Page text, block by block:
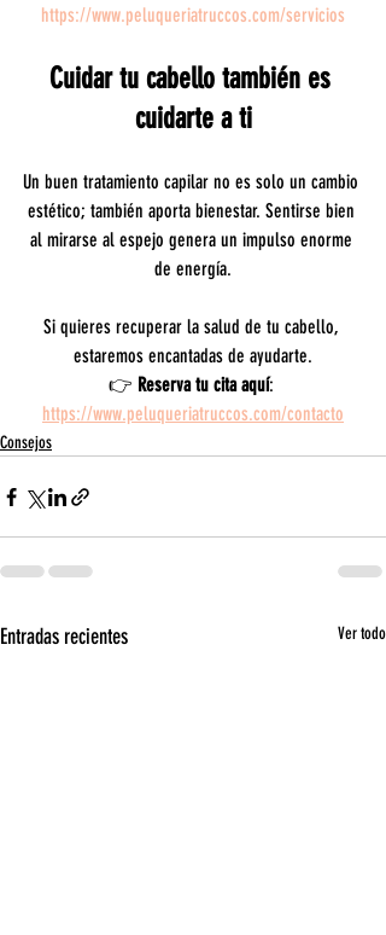
https://www.peluqueriatruccos.com/servicios
Cuidar tu cabello también es
cuidarte a ti
Un buen tratamiento capilar no es solo un cambio
estético; también aporta bienestar. Sentirse bien
al mirarse al espejo genera un impulso enorme
de energía.
Si quieres recuperar la salud de tu cabello,
estaremos encantadas de ayudarte.
👉 Reserva tu cita aquí:
https://www.peluqueriatruccos.com/contacto
Consejos
Entradas recientes Ver todo